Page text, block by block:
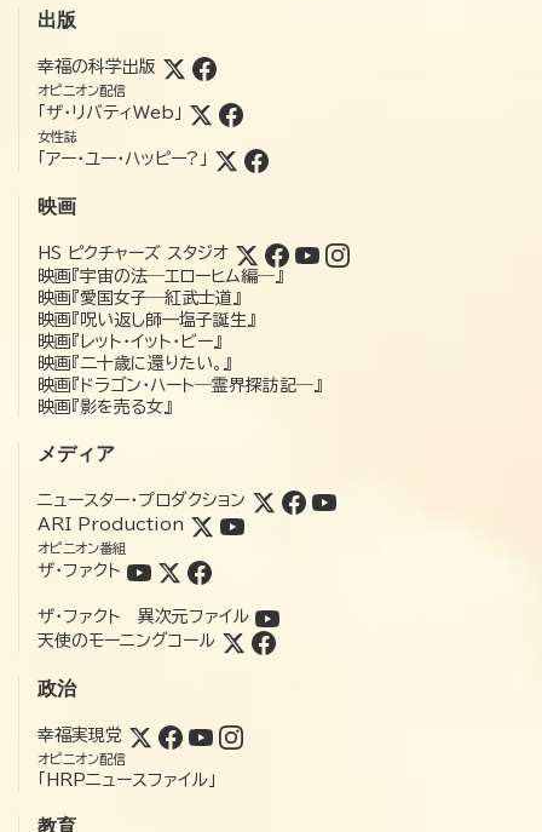
出版
幸福の科学出版
オピニオン配信
「ザ・リバティWeb」
女性誌
「アー・ユー・ハッピー?」
映画
HS ピクチャーズ スタジオ
映画『宇宙の法―エローヒム編―』
映画『愛国女子―紅武士道』
映画『呪い返し師—塩子誕生』
映画『レット・イット・ビー』
映画『二十歳に還りたい。』
映画『ドラゴン・ハート―霊界探訪記―』
映画『影を売る女』
メディア
ニュースター・プロダクション
ARI Production
オピニオン番組
ザ・ファクト
ザ・ファクト 異次元ファイル
天使のモーニングコール
政治
幸福実現党
オピニオン配信
「HRPニュースファイル」
教育